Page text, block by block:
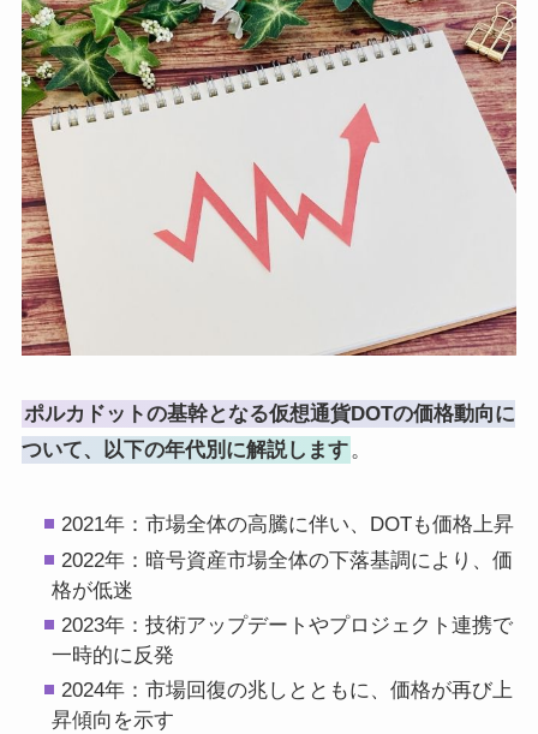
ポルカドットの基幹となる仮想通貨DOTの価格動向に
ついて、以下の年代別に解説します。
2021年：市場全体の高騰に伴い、DOTも価格上昇
2022年：暗号資産市場全体の下落基調により、価
格が低迷
2023年：技術アップデートやプロジェクト連携で
一時的に反発
2024年：市場回復の兆しとともに、価格が再び上
昇傾向を示す